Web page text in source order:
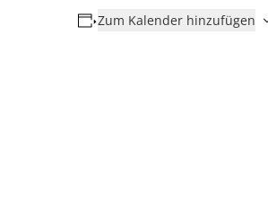
Zum Kalender hinzufügen